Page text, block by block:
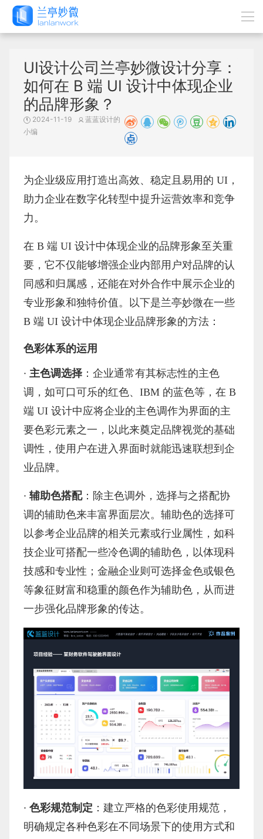
UI设计公司兰亭妙微设计分享：
如何在 B 端 UI 设计中体现企业
的品牌形象？
2024-11-19
蓝蓝设计的
小编
为企业级应用打造出高效、稳定且易用的 UI，
助力企业在数字化转型中提升运营效率和竞争
力。
在 B 端 UI 设计中体现企业的品牌形象至关重
要，它不仅能够增强企业内部用户对品牌的认
同感和归属感，还能在对外合作中展示企业的
专业形象和独特价值。以下是兰亭妙微在一些
B 端 UI 设计中体现企业品牌形象的方法：
色彩体系的运用
· 主色调选择 ：企业通常有其标志性的主色
调，如可口可乐的红色、 IBM 的蓝色等，在 B
端 UI 设计中应将企业的主色调作为界面的主
要色彩元素之一，以此来奠定品牌视觉的基础
调性，使用户在进入界面时就能迅速联想到企
业品牌。
· 辅助色搭配：除主色调外，选择与之搭配协
调的辅助色来丰富界面层次。辅助色的选择可
以参考企业品牌的相关元素或行业属性，如科
技企业可搭配一些冷色调的辅助色，以体现科
技感和专业性；金融企业则可选择金色或银色
等象征财富和稳重的颜色作为辅助色，从而进
一步强化品牌形象的传达。
· 色彩规范制定 ：建立严格的色彩使用规范，
明确规定各种色彩在不同场景下的使用方式和